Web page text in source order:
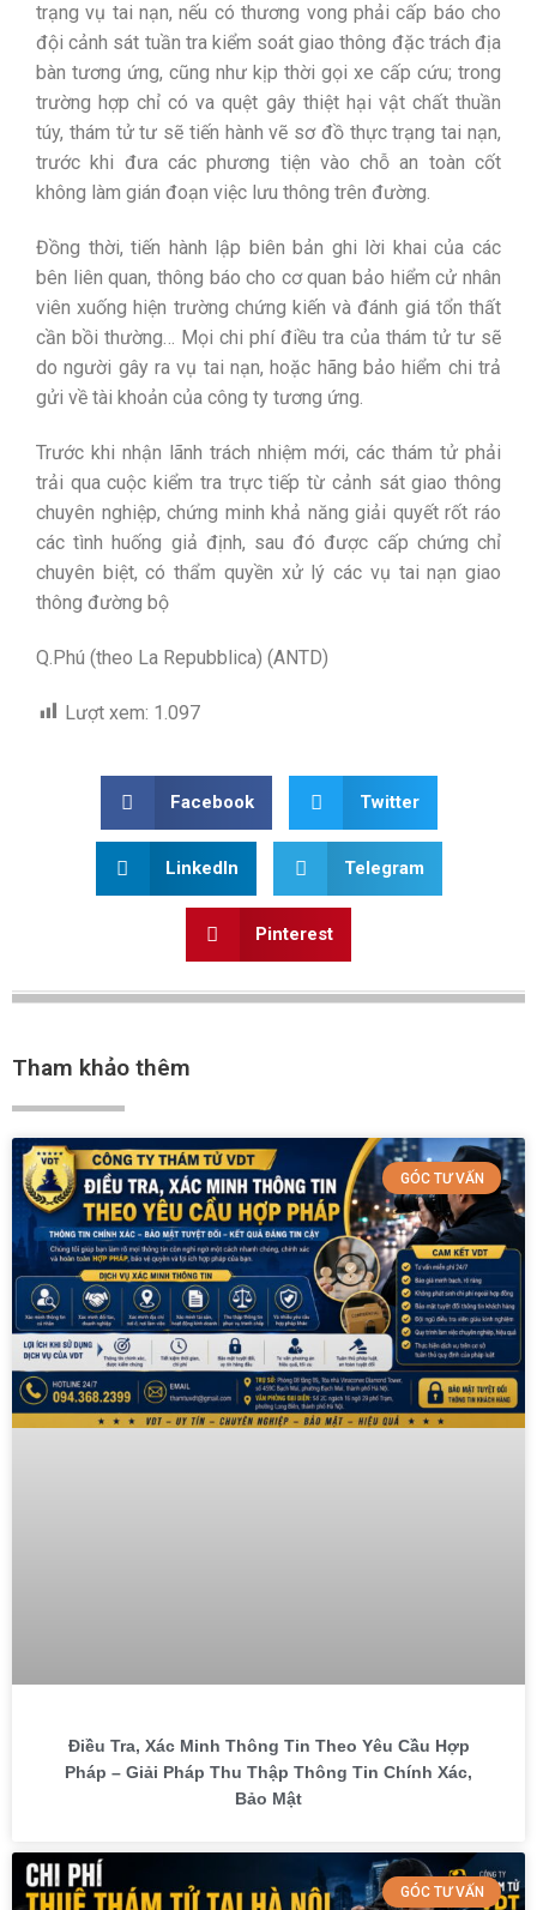
trạng vụ tai nạn, nếu có thương vong phải cấp báo cho
đội cảnh sát tuần tra kiểm soát giao thông đặc trách địa
bàn tương ứng, cũng như kịp thời gọi xe cấp cứu; trong
trường hợp chỉ có va quệt gây thiệt hại vật chất thuần
túy, thám tử tư sẽ tiến hành vẽ sơ đồ thực trạng tai nạn,
trước khi đưa các phương tiện vào chỗ an toàn cốt
không làm gián đoạn việc lưu thông trên đường.
Đồng thời, tiến hành lập biên bản ghi lời khai của các
bên liên quan, thông báo cho cơ quan bảo hiểm cử nhân
viên xuống hiện trường chứng kiến và đánh giá tổn thất
cần bồi thường… Mọi chi phí điều tra của thám tử tư sẽ
do người gây ra vụ tai nạn, hoặc hãng bảo hiểm chi trả
gửi về tài khoản của công ty tương ứng.
Trước khi nhận lãnh trách nhiệm mới, các thám tử phải
trải qua cuộc kiểm tra trực tiếp từ cảnh sát giao thông
chuyên nghiệp, chứng minh khả năng giải quyết rốt ráo
các tình huống giả định, sau đó được cấp chứng chỉ
chuyên biệt, có thẩm quyền xử lý các vụ tai nạn giao
thông đường bộ
Q.Phú (theo La Repubblica) (ANTD)
Lượt xem: 1.097
Facebook Twitter
LinkedIn Telegram
Pinterest
Tham khảo thêm
GÓC TƯ VẤN
Điều Tra, Xác Minh Thông Tin Theo Yêu Cầu Hợp
Pháp – Giải Pháp Thu Thập Thông Tin Chính Xác,
Bảo Mật
GÓC TƯ VẤN